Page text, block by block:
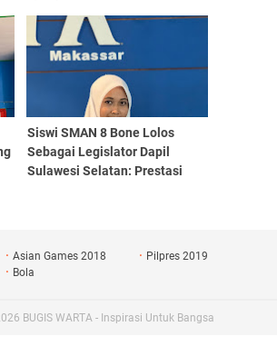
Siswi SMAN 8 Bone Lolos
Sebagai Legislator Dapil
Sulawesi Selatan: Prestasi
Asian Games 2018
Pilpres 2019
Bola
BUGIS WARTA - Inspirasi Untuk Bangsa